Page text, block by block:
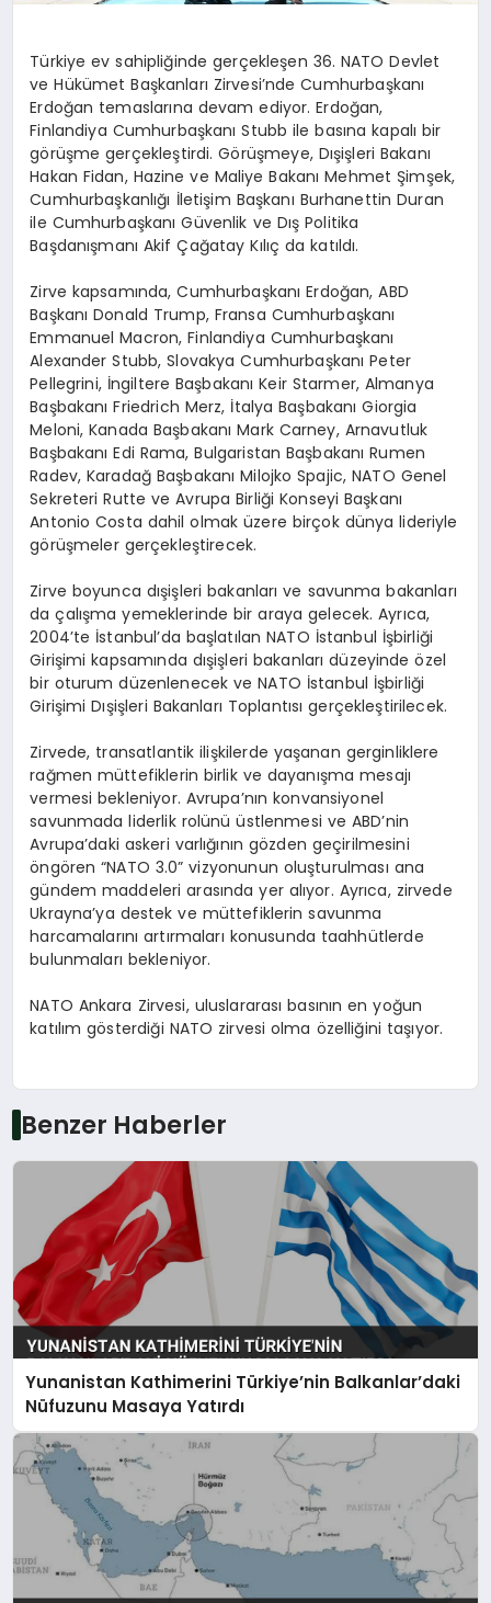
Türkiye ev sahipliğinde gerçekleşen 36. NATO Devlet
ve Hükümet Başkanları Zirvesi’nde Cumhurbaşkanı
Erdoğan temaslarına devam ediyor. Erdoğan,
Finlandiya Cumhurbaşkanı Stubb ile basına kapalı bir
görüşme gerçekleştirdi. Görüşmeye, Dışişleri Bakanı
Hakan Fidan, Hazine ve Maliye Bakanı Mehmet Şimşek,
Cumhurbaşkanlığı İletişim Başkanı Burhanettin Duran
ile Cumhurbaşkanı Güvenlik ve Dış Politika
Başdanışmanı Akif Çağatay Kılıç da katıldı.
Zirve kapsamında, Cumhurbaşkanı Erdoğan, ABD
Başkanı Donald Trump, Fransa Cumhurbaşkanı
Emmanuel Macron, Finlandiya Cumhurbaşkanı
Alexander Stubb, Slovakya Cumhurbaşkanı Peter
Pellegrini, İngiltere Başbakanı Keir Starmer, Almanya
Başbakanı Friedrich Merz, İtalya Başbakanı Giorgia
Meloni, Kanada Başbakanı Mark Carney, Arnavutluk
Başbakanı Edi Rama, Bulgaristan Başbakanı Rumen
Radev, Karadağ Başbakanı Milojko Spajic, NATO Genel
Sekreteri Rutte ve Avrupa Birliği Konseyi Başkanı
Antonio Costa dahil olmak üzere birçok dünya lideriyle
görüşmeler gerçekleştirecek.
Zirve boyunca dışişleri bakanları ve savunma bakanları
da çalışma yemeklerinde bir araya gelecek. Ayrıca,
2004’te İstanbul’da başlatılan NATO İstanbul İşbirliği
Girişimi kapsamında dışişleri bakanları düzeyinde özel
bir oturum düzenlenecek ve NATO İstanbul İşbirliği
Girişimi Dışişleri Bakanları Toplantısı gerçekleştirilecek.
Zirvede, transatlantik ilişkilerde yaşanan gerginliklere
rağmen müttefiklerin birlik ve dayanışma mesajı
vermesi bekleniyor. Avrupa’nın konvansiyonel
savunmada liderlik rolünü üstlenmesi ve ABD’nin
Avrupa’daki askeri varlığının gözden geçirilmesini
öngören “NATO 3.0” vizyonunun oluşturulması ana
gündem maddeleri arasında yer alıyor. Ayrıca, zirvede
Ukrayna’ya destek ve müttefiklerin savunma
harcamalarını artırmaları konusunda taahhütlerde
bulunmaları bekleniyor.
NATO Ankara Zirvesi, uluslararası basının en yoğun
katılım gösterdiği NATO zirvesi olma özelliğini taşıyor.
Benzer Haberler
Yunanistan Kathimerini Türkiye’nin Balkanlar’daki
Nüfuzunu Masaya Yatırdı